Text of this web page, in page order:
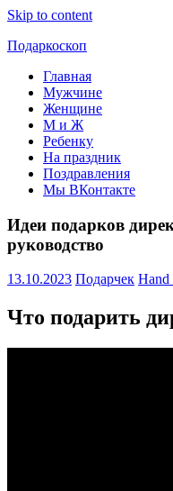
Skip to content
Подаркоскоп
Поможем
выбрать
подарить
Главная
Мужчине
Женщине
М и Ж
Ребенку
На праздник
Поздравления
Мы ВКонтакте
Идеи подарков
руководство
13.10.2023 Подарчек Hand
Что подарить